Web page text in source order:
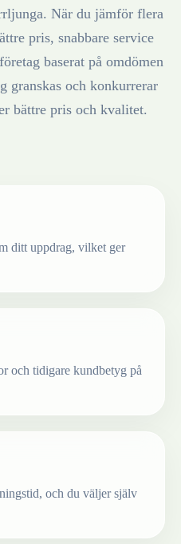
. När du jämför flera
pris, snabbare service
baserat på omdömen
granskas och konkurrerar
bättre pris och kvalitet.
ditt uppdrag, vilket ger
och tidigare kundbetyg på
och du väljer själv